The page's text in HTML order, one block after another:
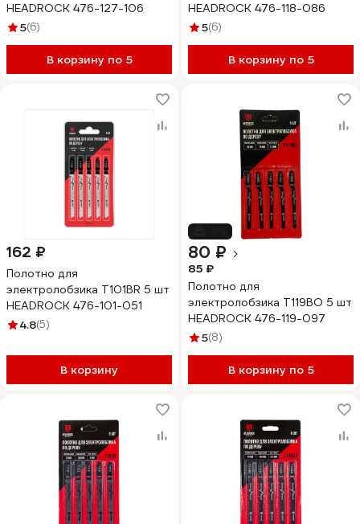
HEADROCK 476-127-106
5(6)
В корзину по 5
HEADROCK 476-118-086
5(6)
В корзину по 5
162 ₽
Полотно для
электролобзика T101BR 5 шт
HEADROCK 476-101-051
4.8(5)
В корзину
80 ₽
85 ₽
Полотно для
электролобзика T119BO 5 шт
HEADROCK 476-119-097
5(8)
В корзину по 5